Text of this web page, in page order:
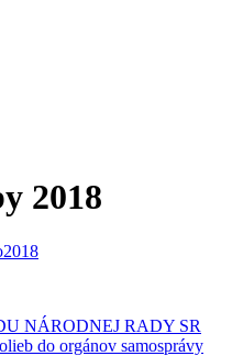
2018
NÁRODNEJ RADY SR
do orgánov samosprávy